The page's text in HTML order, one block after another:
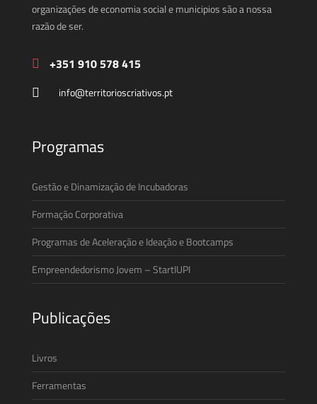
organizações de economia social e municipios são a nossa
razão de ser.
+351 910 578 415
info@territorioscriativos.pt
Programas
Gestão e Dinamização de Incubadoras
Formação Corporativa
Programas de Aceleração e Ideação e Bootcamps
Empreendedorismo Jovem – StartIUPI
Publicações
Livros
Ferramentas